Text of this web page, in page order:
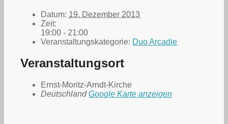
Datum: 19. Dezember 2013
Zeit:
19:00 - 21:00
Veranstaltungskategorie: Duo Arcadie
Veranstaltungsort
Ernst-Moritz-Arndt-Kirche
Deutschland Google Karte anzeigen